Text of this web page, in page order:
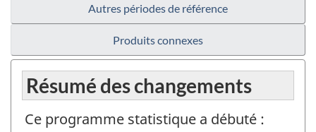
Autres périodes de référence
Produits connexes
Résumé des changements
Ce programme statistique a débuté :